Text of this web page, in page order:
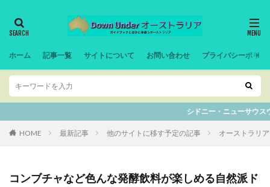
ホーム 記事一覧 サイトについて お問い合わせ プライバシーポリシ
シドニー・ニューサウスウェルズ州の記事は全て別サ
HOME 最新記事 他のサイトに移す予定の記事 オーストラリ
コンブチャなど色んな発酵飲料が楽しめる自然派ド